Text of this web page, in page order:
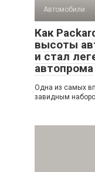
Автомобили
Как
высоты
и стал
автопрома
Одна из самых
завидным